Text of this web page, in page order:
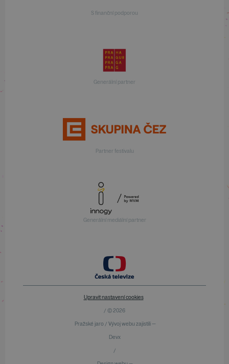
S finanční podporou
Generální partner
Partner festivalu
Generální mediální partner
Upravit nastavení cookies
/ © 2026
Pražské jaro / Vývoj webu zajistili —
Devx
/